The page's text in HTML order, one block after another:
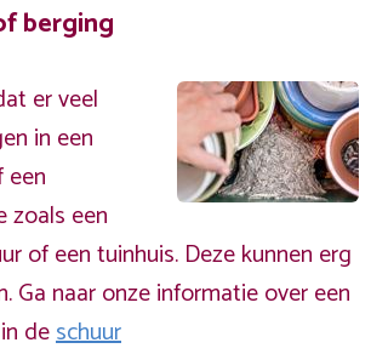
berging
er veel
in een
een
zoals een
of een tuinhuis. Deze kunnen erg
Ga naar onze informatie over een
deschuur